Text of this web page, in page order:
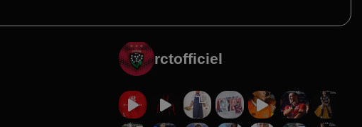
rctofficiel